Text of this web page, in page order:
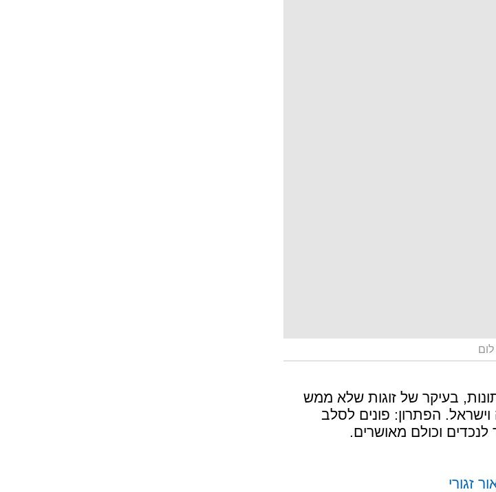
בעיקר של זוגות שלא ממש
הפתרון: פונים לסלב
וכולם מאושרים.
זגורי